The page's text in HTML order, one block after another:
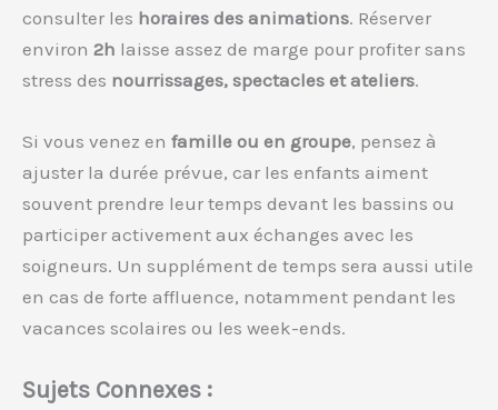
consulter les horaires des animations. Réserver
environ 2h laisse assez de marge pour profiter sans
stress des nourrissages, spectacles et ateliers.
Si vous venez en famille ou en groupe, pensez à
ajuster la durée prévue, car les enfants aiment
souvent prendre leur temps devant les bassins ou
participer activement aux échanges avec les
soigneurs. Un supplément de temps sera aussi utile
en cas de forte affluence, notamment pendant les
vacances scolaires ou les week-ends.
Sujets Connexes :